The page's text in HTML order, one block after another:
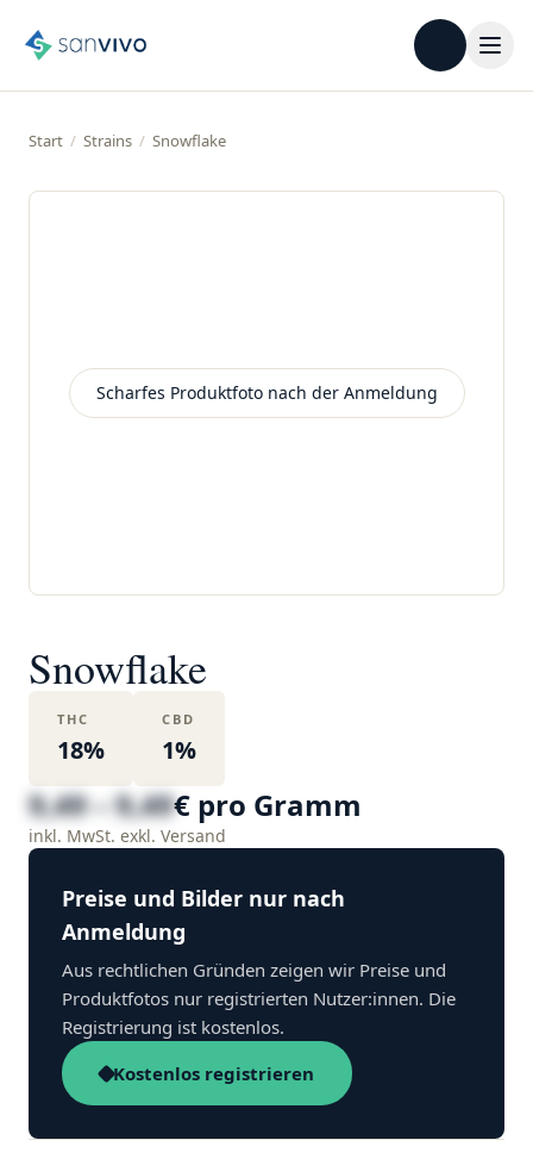
Start / Strains / Snowflake
Scharfes Produktfoto nach der Anmeldung
Snowflake
THC
18%
CBD
1%
9,49 – 9,49€ pro Gramm
inkl. MwSt. exkl. Versand
Preise und Bilder nur nach
Anmeldung
Aus rechtlichen Gründen zeigen wir Preise und
Produktfotos nur registrierten Nutzer:innen. Die
Registrierung ist kostenlos.
Kostenlos registrieren